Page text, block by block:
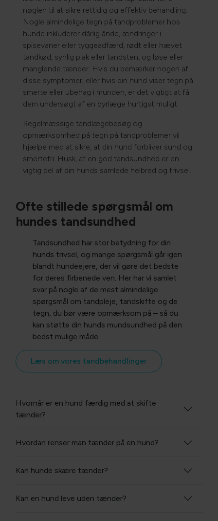
nøglen til at sikre rettidig og effektiv behandling.
Nogle almindelige tegn på tandproblemer hos
hunde inkluderer dårlig ånde, ændringer i
spisevaner eller tyggeadfærd, rødt eller hævet
tandkød, synlig plak eller tandsten, og løse eller
manglende tænder. Hvis du bemærker nogen af
disse symptomer, eller hvis din hund viser tegn på
smerte eller ubehag i munden, er det vigtigt at få
dem undersøgt af en dyrlæge hurtigst muligt.
Regelmæssige tandlægebesøg og
opmærksomhed på tegn på tandproblemer vil
hjælpe med at sikre, at din hund forbliver sund og
smertefri. Husk, at en god tandsundhed er en
vigtig del af din hunds samlede helbred og trivsel.
Ofte stillede spørgsmål om
hundes tandsundhed
Tandsundhed har stor betydning for din
hunds trivsel, og mange spørgsmål går igen
blandt hundeejere, der vil gøre det bedste
for deres firbenede ven. Her har vi samlet
svar på nogle af de mest almindelige
spørgsmål om tandpleje, tandskifte og de
tegn, du bør være opmærksom på – så du
kan støtte din hunds mundsundhed på den
bedst mulige måde.
Læs om vores tandbehandlinger
Hvornår er en hund færdig med at skifte
tænder?
Hvordan renser man tænder på en hund?
Kan hunde skære tænder?
Kan en hund leve uden tænder?